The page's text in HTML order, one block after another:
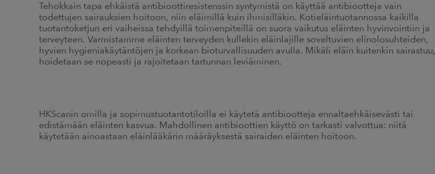
Tehokkain tapa ehkäistä antibioottiresistenssin syntymistä on käyttää antibiootteja vain
todettujen sairauksien hoitoon, niin eläimillä kuin ihmisilläkin. Kotieläintuotannossa kaikilla
tuotantoketjun eri vaiheissa tehdyillä toimenpiteillä on suora vaikutus eläinten hyvinvointiin ja
terveyteen. Varmistamme eläinten terveyden kullekin eläinlajille soveltuvien elinolosuhteiden,
hyvien hygieniakäytäntöjen ja korkean bioturvallisuuden avulla. Mikäli eläin kuitenkin sairastuu,
hoidetaan se nopeasti ja rajoitetaan tartunnan leviäminen.
HKScanin omilla ja sopimustuotantotiloilla ei käytetä antibiootteja ennaltaehkäisevästi tai
edistämään eläinten kasvua. Mahdollinen antibioottien käyttö on tarkasti valvottua: niitä
käytetään ainoastaan eläinlääkärin määräyksestä sairaiden eläinten hoitoon.